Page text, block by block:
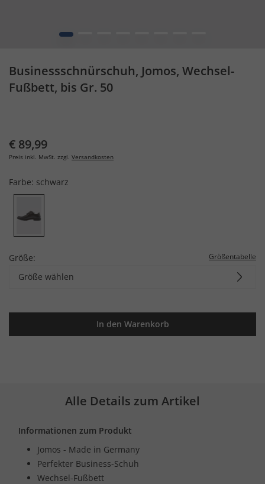
1
Businessschnürschuh, Jomos, Wechsel-
Fußbett, bis Gr. 50
€ 89,99
Preis inkl. MwSt. zzgl. Versandkosten
Farbe: schwarz
Größe: Größentabelle
Größe wählen
In den Warenkorb
Alle Details zum Artikel
Informationen zum Produkt
Jomos - Made in Germany
Perfekter Business-Schuh
Wechsel-Fußbett